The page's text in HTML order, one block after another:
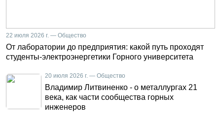
22 июля 2026 г. — Общество
От лаборатории до предприятия: какой путь проходят
студенты-электроэнергетики Горного университета
20 июля 2026 г. — Общество
Владимир Литвиненко - о металлургах 21
века, как части сообщества горных
инженеров